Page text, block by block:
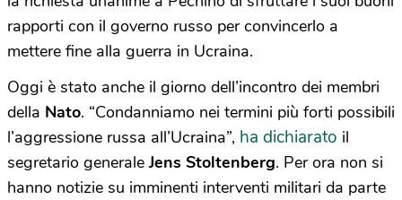
rapporti con il governo russo per convincerlo a
mettere fine alla guerra in Ucraina.
Oggi è stato anche il giorno dell’incontro dei membri
della Nato. “Condanniamo nei termini più forti possibili
l’aggressione russa all’Ucraina”, ha dichiarato il
segretario generaleJens Stoltenberg. Per ora non si
hanno notizie su imminenti interventi militari da parte